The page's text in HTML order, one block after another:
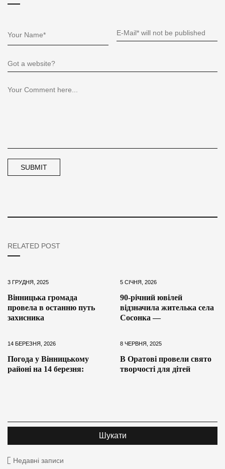
RELATED POST
3 ГРУДНЯ, 2025
Вінницька громада
провела в останню путь
захисника
5 СІЧНЯ, 2026
90-річний ювілей
відзначила жителька села
Сосонка —
14 БЕРЕЗНЯ, 2026
Погода у Вінницькому
районі на 14 березня:
8 ЧЕРВНЯ, 2025
В Оратові провели свято
творчості для дітей
Недавні записи